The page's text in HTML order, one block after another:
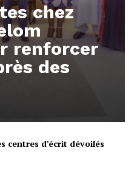
chez
renforcer
des
centres d’écrit dévoilés